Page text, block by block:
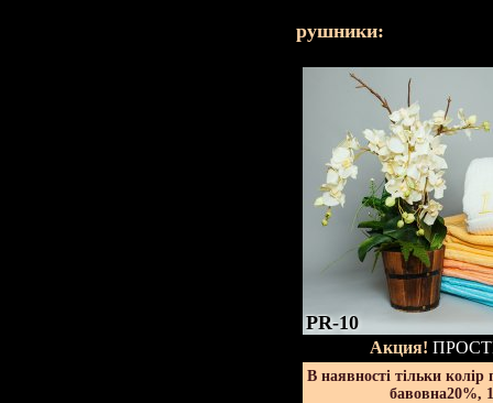
рушники:
PR-10
Акция!
В наявності тільки
бавовна20%,